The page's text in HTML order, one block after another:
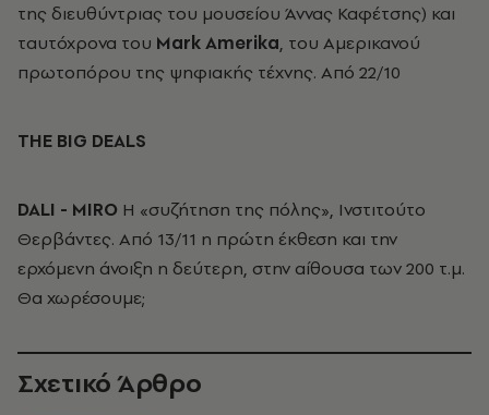
της διευθύντριας του μουσείου Άννας Καφέτσης) και
ταυτόχρονα του Mark Amerika, του Αμερικανού
πρωτοπόρου της ψηφιακής τέχνης. Aπό 22/10
THE BIG DEALS
DALI - MIRΟ Η «συζήτηση της πόλης», Ινστιτούτο
Θερβάντες. Από 13/11 η πρώτη έκθεση και την
ερχόμενη άνοιξη η δεύτερη, στην αίθουσα των 200 τ.μ.
Θα χωρέσουμε;
Σχετικό Άρθρο